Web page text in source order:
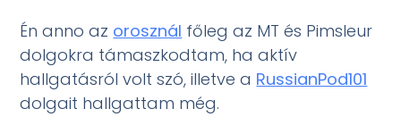
Én anno az orosznál főleg az MT és Pimsleur
dolgokra támaszkodtam, ha aktív
hallgatásról volt szó, illetve a RussianPod101
dolgait hallgattam még.